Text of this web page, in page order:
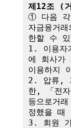
제12조 (
① 다음 각
자금융거
한할 수 있
1. 이용자
에 회사가
이용하지
2. 압류,
한, 「전
등으로거
정했을 때
3. 회원